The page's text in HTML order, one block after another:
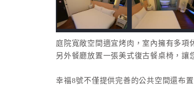
庭院寬敞空間適宜烤肉，室內擁有多項
另外餐廳放置一張美式復古餐桌椅，讓
幸福8號不僅提供完善的公共空間還布